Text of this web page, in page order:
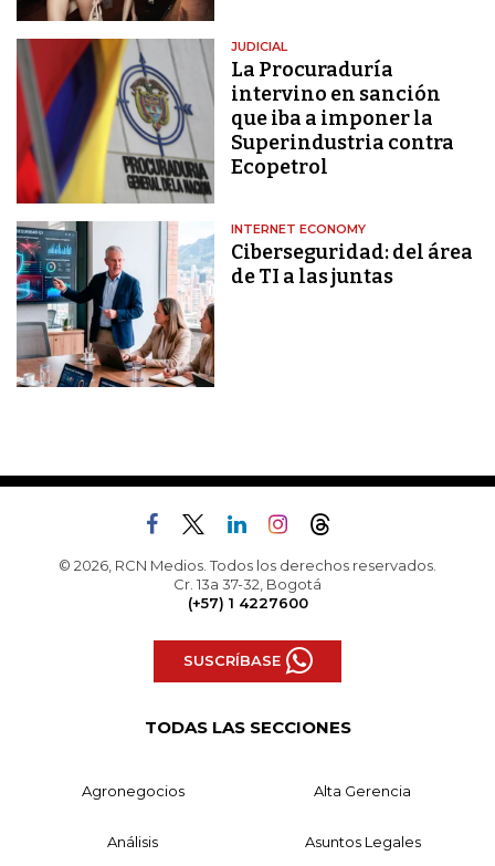
JUDICIAL
La Procuraduría
intervino en sanción
que iba a imponer la
Superindustria contra
Ecopetrol
INTERNET ECONOMY
Ciberseguridad: del área
de TI a las juntas
© 2026, RCN Medios. Todos los derechos reservados.
Cr. 13a 37-32, Bogotá
(+57) 1 4227600
SUSCRÍBASE
TODAS LAS SECCIONES
Agronegocios Alta Gerencia
Análisis Asuntos Legales